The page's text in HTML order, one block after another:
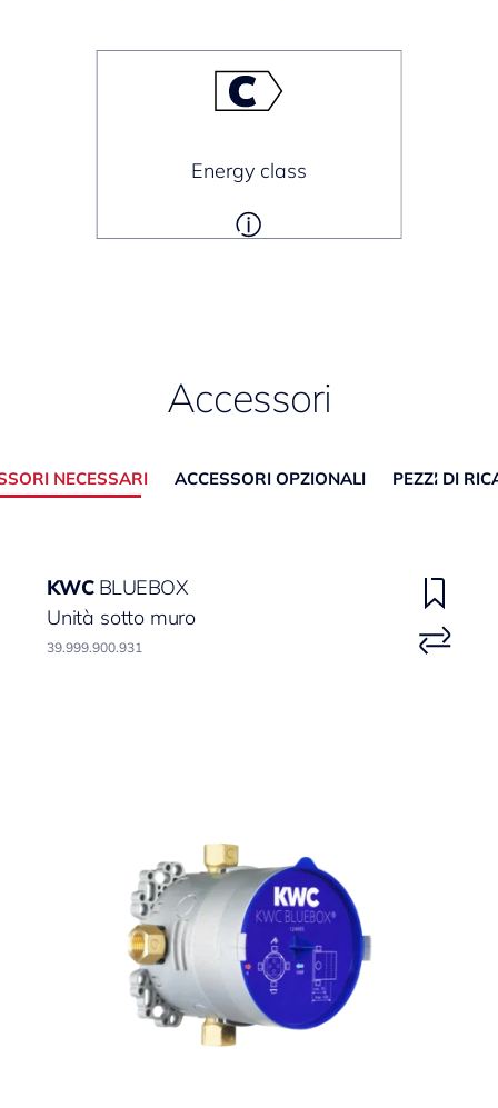
Energy class
Accessori
NECESSARI ACCESSORI OPZIONALI PEZZI DI
KWC BLUEBOX
Unità sotto muro
39.999.900.931